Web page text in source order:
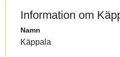
Information om
Namn
Käppala